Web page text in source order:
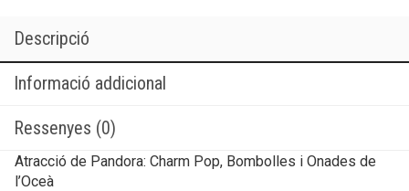
Descripció
Informació addicional
Ressenyes (0)
Atracció de Pandora: Charm Pop, Bombolles i Onades de
l’Oceà